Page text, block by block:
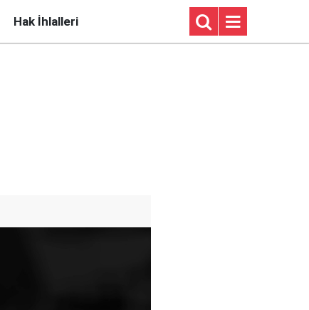
Hak İhlalleri